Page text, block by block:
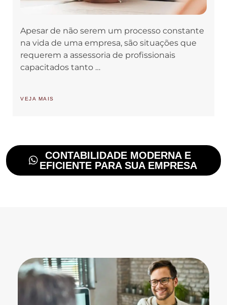
Apesar de não serem um processo constante
na vida de uma empresa, são situações que
requerem a assessoria de profissionais
capacitados tanto …
VEJA MAIS
CONTABILIDADE MODERNA E
EFICIENTE PARA SUA EMPRESA